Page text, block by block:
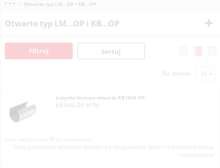
Otwarte typ LM...OP i KB...OP
Otwarte typ LM...OP i KB...OP
Filtruj Sortuj
Na stronie
Łożysko liniowe otwarte KB1636 OP
KB1636-OP-MTM
Ceny produktów widoczne dopiero po zalogowaniu. Jeżeli nie posiadasz konta,
zarejestruj się.